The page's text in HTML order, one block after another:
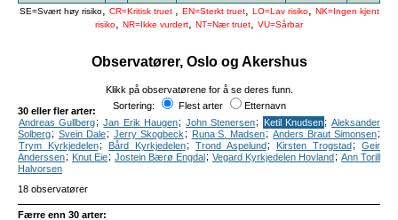
SE=Svært høy risiko, CR=Kritisk truet , EN=Sterkt truet, LO=Lav risiko, NK=Ingen kjent
risiko, NR=Ikke vurdert, NT=Nær truet, VU=Sårbar
Observatører, Oslo og Akershus
Klikk på observatørene for å se deres funn.
Sortering:
Flest arter Etternavn
30 eller fler arter:
Andreas Gullberg; Jan Erik Haugen; John Stenersen; Ketil Knudsen; Aleksander
Solberg; Svein Dale; Jerry Skogbeck ; Runa S. Madsen; Anders Braut Simonsen;
Trym Kyrkjedelen ; Bård Kyrkjedelen ; Trond Aspelund ; Kirsten Trogstad ; Geir
Anderssen; Knut Eie; Jostein Bærø Engdal; Vegard Kyrkjedelen Hovland; Ann Torill
Halvorsen
18 observatører
Færre enn 30 arter: